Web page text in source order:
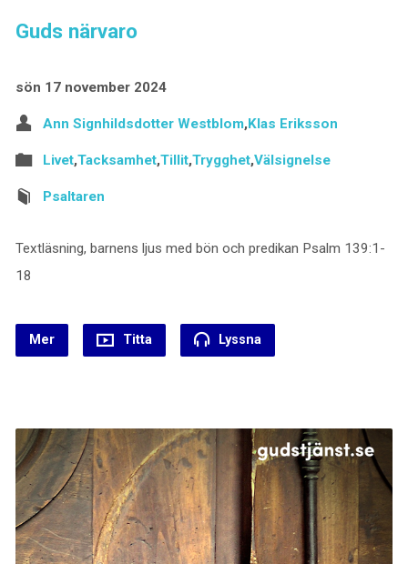
Guds närvaro
sön 17 november 2024
Ann Signhildsdotter Westblom,Klas Eriksson
Livet,Tacksamhet,Tillit,Trygghet,Välsignelse
Psaltaren
Textläsning, barnens ljus med bön och predikan Psalm 139:1-
18
Mer Titta Lyssna